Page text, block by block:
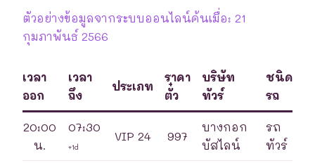
ตัวอย่างข้อมูลจากระบบออนไลน์ค้นเมื่อ: 21
กุมภาพันธ์ 2566
เวลา
ออก
เวลา
ถึง
ประเภท
ราคา
ตั๋ว
บริษัท
ทัวร์
ชนิด
รถ
20:00
น.
07:30
+1d
VIP 24 997
บางกอก
บัสไลน์
รถ
ทัวร์